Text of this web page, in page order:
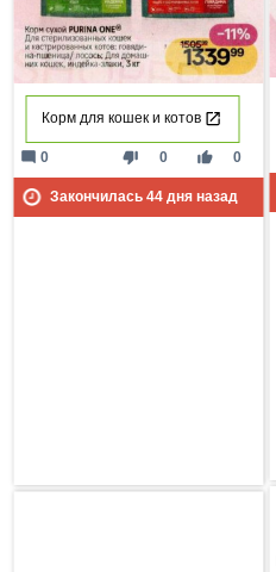
Корм для кошек и котов
thumb_down 0 thumb_up 0
mode_comment 0
Закончилась 44дня назад